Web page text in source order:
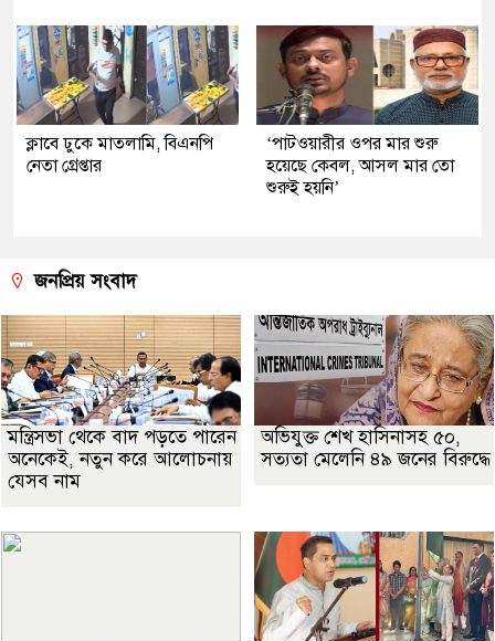
ক্লাবে ঢুকে মাতলামি, বিএনপি
নেতা গ্রেপ্তার
‘পাটওয়ারীর ওপর মার শুরু
হয়েছে কেবল, আসল মার তো
শুরুই হয়নি’
জনপ্রিয় সংবাদ
মন্ত্রিসভা থেকে বাদ পড়তে পারেন
অনেকেই, নতুন করে আলোচনায়
যেসব নাম
অভিযুক্ত শেখ হাসিনাসহ ৫০,
সত্যতা মেলেনি ৪৯ জনের বিরুদ্ধে